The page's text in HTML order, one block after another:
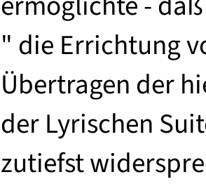
" die Errichtung
Übertragen der
der Lyrischen
zutiefst